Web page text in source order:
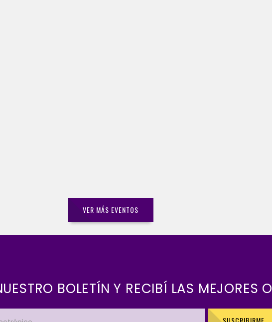
VER MÁS EVENTOS
BOLETÍN Y RECIBÍ LAS MEJORES